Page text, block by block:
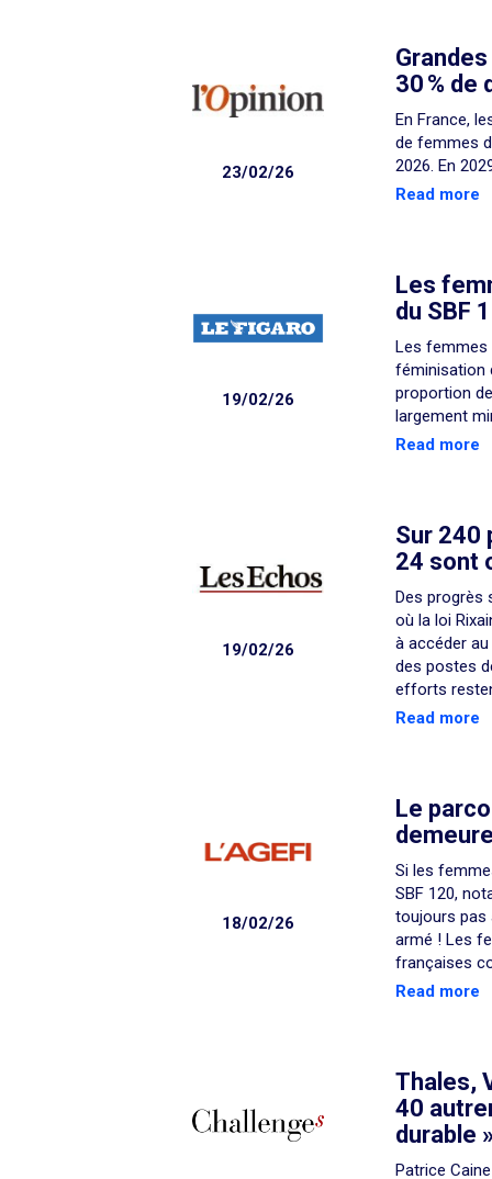
30 %
En France,
de femmes
2026. En
Read more
23/02/26
Les
du SBF
Les femmes
féminisation
proportion
largement
Read more
19/02/26
Sur 240
24 sont
Des progrès
où la loi
à accéder
des postes
efforts
Read more
19/02/26
Le
Si les
SBF 120,
toujours pas
armé ! Les
françaises
Read more
18/02/26
Thales,
40
durable
Patrice